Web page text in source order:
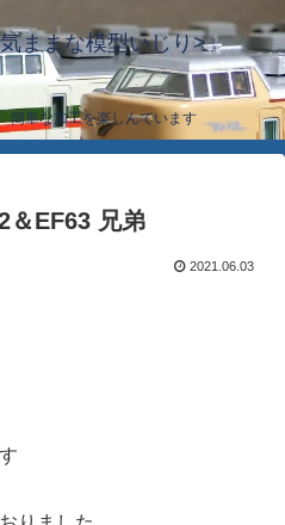
ままな模型いじり>
単な加工を楽しんでいます
EF63 兄弟
2021.06.03